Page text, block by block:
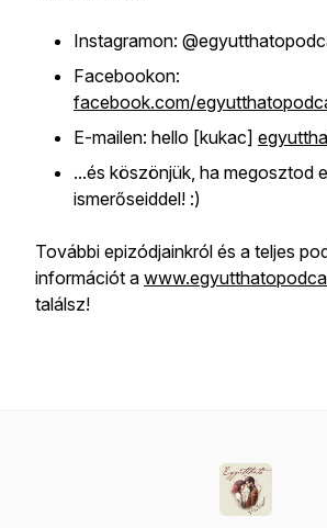
Instagramon:
Facebookon:
facebook.com/
E-mailen: hello [kukac]
...és köszönjük, ha megosztod
ismerőseiddel! :)
További epizódjainkról és a teljes
információt a
találsz!